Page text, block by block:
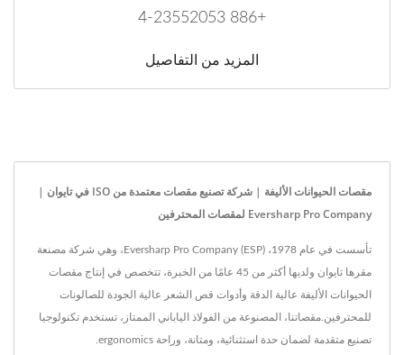
+886 4-23552053
المزيد من التفاصيل
مقصات الحيوانات الأليفة | شركة تصنيع مقصات معتمدة من ISO في تايوان |
Eversharp Pro Company لمقصات المحترفين
تأسست في عام 1978، Eversharp Pro Company (ESP)، وهي شركة مصنعة
مقرها تايوان ولديها أكثر من 45 عامًا من الخبرة، تتخصص في إنتاج مقصات
الحيوانات الأليفة عالية الدقة وأدوات قص الشعر عالية الجودة للصالونات
للمحترفين.مقصاتنا، المصنوعة من الفولاذ الياباني الممتاز، تستخدم تكنولوجيا
تصنيع متقدمة لضمان حدة استثنائية، ومتانة، وراحة ergonomics.